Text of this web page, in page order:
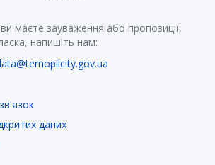
маєте зауваження або пропозиції,
напишіть нам:
даних